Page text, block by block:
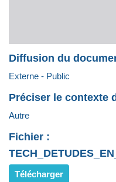
Diffusion du
Externe - Public
Préciser le contexte
Autre
Fichier :
Télécharger